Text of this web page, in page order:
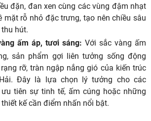
đặn, đan xen cùng các vùng đậm nhạt
mặt rỗ nhỏ đặc trưng, tạo nên chiều sâu
hút.
ấm áp, tươi sáng: Với sắc vàng ấm
sản phẩm gợi liên tưởng sống động
rỡ, tràn ngập nắng gió của kiến trúc
Đây là lựa chọn lý tưởng cho các
tiên sự tinh tế, ấm cúng hoặc những
kế cần điểm nhấn nổi bật.